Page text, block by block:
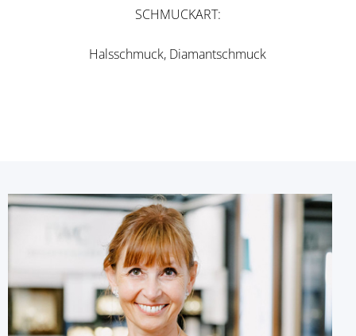
SCHMUCKART
Halsschmuck, Diamantschmuck